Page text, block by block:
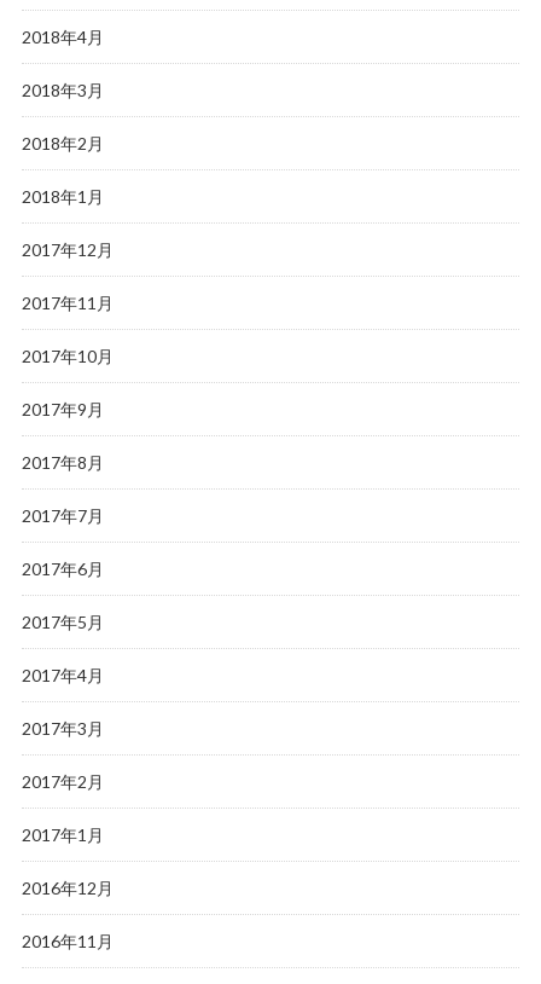
2018年4月
2018年3月
2018年2月
2018年1月
2017年12月
2017年11月
2017年10月
2017年9月
2017年8月
2017年7月
2017年6月
2017年5月
2017年4月
2017年3月
2017年2月
2017年1月
2016年12月
2016年11月